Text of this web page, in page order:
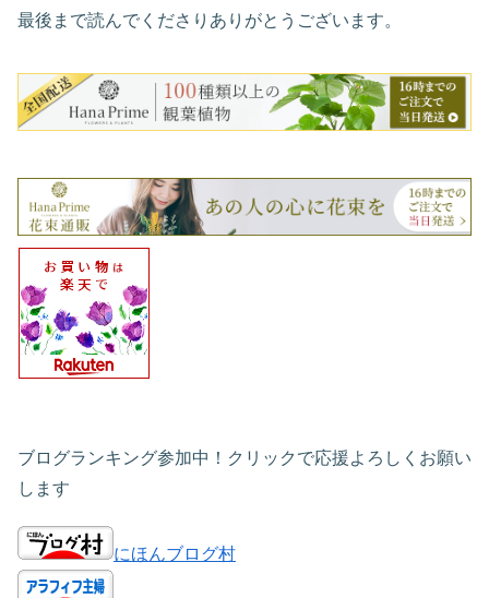
最後まで読んでくださりありがとうございます。
ブログランキング参加中！クリックで応援よろしくお願い
します
にほんブログ村